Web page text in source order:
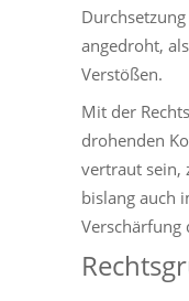
angedroht,
Verstößen.
Mit der
drohenden
vertraut sein,
bislang auch
Verschärfung